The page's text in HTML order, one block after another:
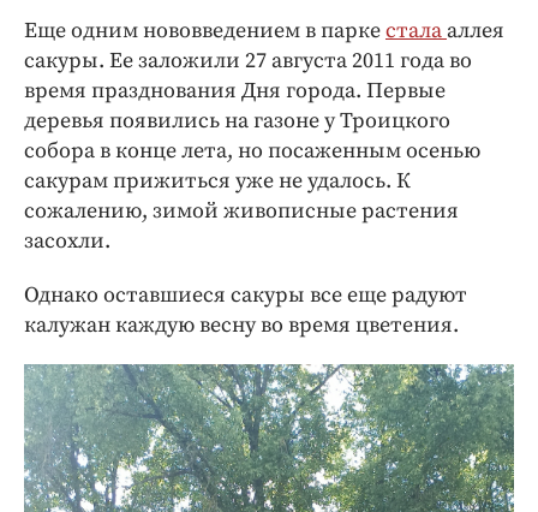
Еще одним нововведением в паркестала аллея
сакуры. Ее заложили 27 августа 2011 года во
время празднования Дня города. Первые
деревья появились на газоне у Троицкого
собора в конце лета, но посаженным осенью
сакурам прижиться уже не удалось. К
сожалению, зимой живописные растения
засохли.
Однако оставшиеся сакуры все еще радуют
калужан каждую весну во время цветения.